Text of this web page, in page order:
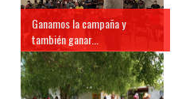
Ganamos la campaña y
también ganar...